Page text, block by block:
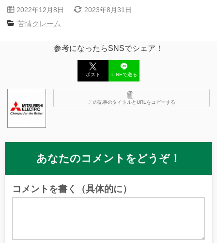
2022年12月8日 2023年8月31日
苦情クレーム
参考になったらSNSでシェア！
ポスト LINEで送る
この記事のタイトルとURLをコピーする
あなたのコメントをどうぞ！
コメントを書く（具体的に）